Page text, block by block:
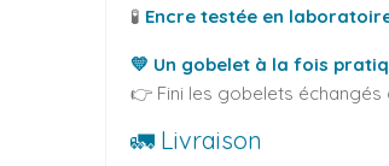
🧪 Encre testée en
💛 Un gobelet à la fois
👉 Fini les gobelets échangés
🚛 Livraison